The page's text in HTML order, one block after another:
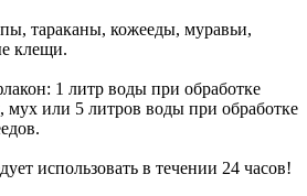
тараканы, кожееды, муравьи,
клещи.
1 литр воды при обработке
мух или 5 литров воды при обработке
использовать в течении 24 часов!